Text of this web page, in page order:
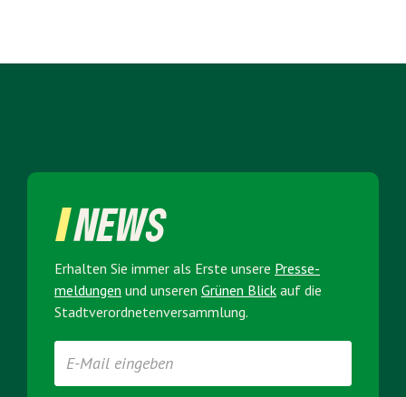
NEWS
Erhalten Sie immer als Erste unsere Presse­
meldungen und unseren Grünen Blick auf die
Stadt­verordneten­versammlung.